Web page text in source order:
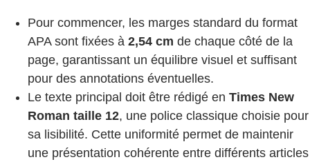
Pour commencer, les marges standard du format
APA sont fixées à 2,54 cm de chaque côté de la
page, garantissant un équilibre visuel et suffisant
pour des annotations éventuelles.
Le texte principal doit être rédigé en Times New
Roman taille 12, une police classique choisie pour
sa lisibilité. Cette uniformité permet de maintenir
une présentation cohérente entre différents articles